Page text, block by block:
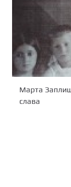
Марта
слава